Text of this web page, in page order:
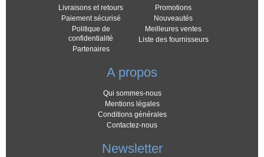
Livraisons et retours
Paiement sécurisé
Politique de
confidentialité
Partenaires
Promotions
Nouveautés
Meilleures ventes
Liste des fournisseurs
A propos
Qui sommes-nous
Mentions légales
Conditions générales
Contactez-nous
Newsletter